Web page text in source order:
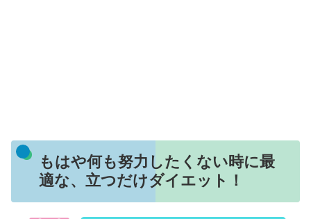
もはや何も努力したくない時に最
適な、立つだけダイエット！